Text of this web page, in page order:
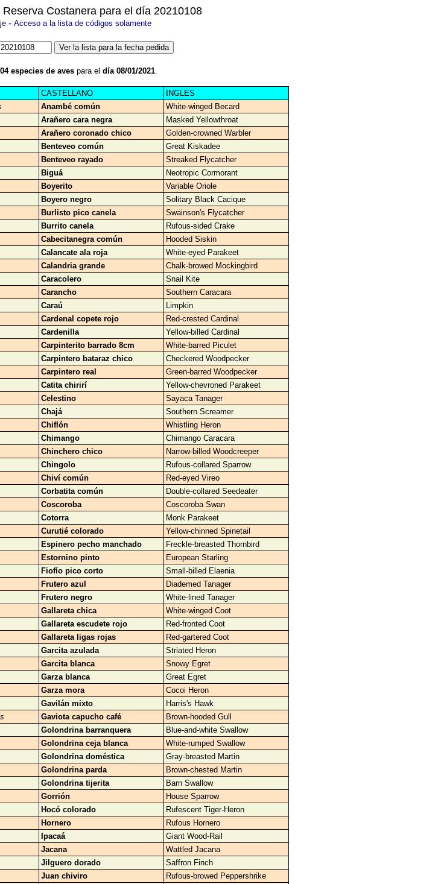
Costanera para el día 20210108
- Acceso a la lista de códigos solamente
especies de avespara el día 08/01/2021.
CASTELLANO
INGLES
Anambé común
White-winged Becard
Arañero cara negra
Masked Yellowthroat
Arañero coronado chico
Golden-crowned Warbler
Benteveo común
Great Kiskadee
Benteveo rayado
Streaked Flycatcher
Biguá
Neotropic Cormorant
Boyerito
Variable Oriole
Boyero negro
Solitary Black Cacique
Burlisto pico canela
Swainson's Flycatcher
Burrito canela
Rufous-sided Crake
Cabecitanegra común
Hooded Siskin
Calancate ala roja
White-eyed Parakeet
Calandria grande
Chalk-browed Mockingbird
Caracolero
Snail Kite
Carancho
Southern Caracara
Caraú
Limpkin
Cardenal copete rojo
Red-crested Cardinal
Cardenilla
Yellow-billed Cardinal
Carpinterito barrado 8cm
White-barred Piculet
Carpintero bataraz chico
Checkered Woodpecker
Carpintero real
Green-barred Woodpecker
Catita chirirí
Yellow-chevroned Parakeet
Celestino
Sayaca Tanager
Chajá
Southern Screamer
Chiflón
Whistling Heron
Chimango
Chimango Caracara
Chinchero chico
Narrow-billed Woodcreeper
Chingolo
Rufous-collared Sparrow
Chiví común
Red-eyed Vireo
Corbatita común
Double-collared Seedeater
Coscoroba
Coscoroba Swan
Cotorra
Monk Parakeet
Curutié colorado
Yellow-chinned Spinetail
Espinero pecho manchado
Freckle-breasted Thornbird
Estornino pinto
European Starling
Fiofío pico corto
Small-billed Elaenia
Frutero azul
Diademed Tanager
Frutero negro
White-lined Tanager
Gallareta chica
White-winged Coot
Gallareta escudete rojo
Red-fronted Coot
Gallareta ligas rojas
Red-gartered Coot
Garcita azulada
Striated Heron
Garcita blanca
Snowy Egret
Garza blanca
Great Egret
Garza mora
Cocoi Heron
Gavilán mixto
Harris's Hawk
Gaviota capucho café
Brown-hooded Gull
Golondrina barranquera
Blue-and-white Swallow
Golondrina ceja blanca
White-rumped Swallow
Golondrina doméstica
Gray-breasted Martin
Golondrina parda
Brown-chested Martin
Golondrina tijerita
Barn Swallow
Gorrión
House Sparrow
Hocó colorado
Rufescent Tiger-Heron
Hornero
Rufous Hornero
Ipacaá
Giant Wood-Rail
Jacana
Wattled Jacana
Jilguero dorado
Saffron Finch
Juan chiviro
Rufous-browed Peppershrike